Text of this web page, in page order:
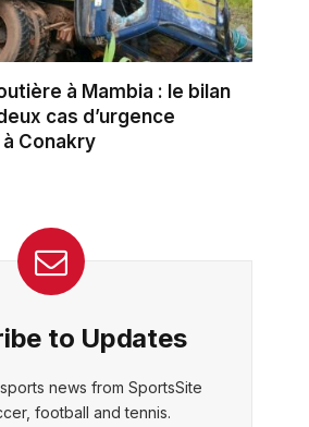
à Mambia : le bilan
cas d’urgence
Conakry
to Updates
news from SportsSite
football and tennis.